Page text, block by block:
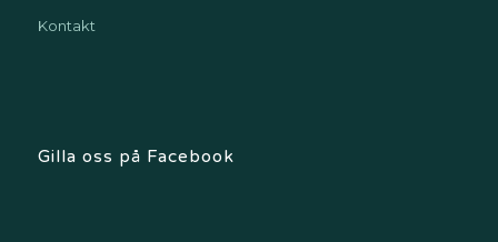
Kontakt
Gilla oss på Facebook